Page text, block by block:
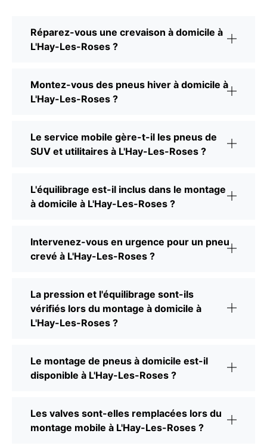
Réparez-vous une crevaison à domicile à
L'Hay-Les-Roses ?
Montez-vous des pneus hiver à domicile à
L'Hay-Les-Roses ?
Le service mobile gère-t-il les pneus de
SUV et utilitaires à L'Hay-Les-Roses ?
L'équilibrage est-il inclus dans le montage
à domicile à L'Hay-Les-Roses ?
Intervenez-vous en urgence pour un pneu
crevé à L'Hay-Les-Roses ?
La pression et l'équilibrage sont-ils
vérifiés lors du montage à domicile à
L'Hay-Les-Roses ?
Le montage de pneus à domicile est-il
disponible à L'Hay-Les-Roses ?
Les valves sont-elles remplacées lors du
montage mobile à L'Hay-Les-Roses ?